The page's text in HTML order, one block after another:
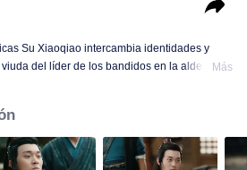
Su Xiaoqiao intercambia identidades y
del líder de los bandidos en la aldea de
de la Oficina de Suzheng, como su marido
desentrañar la conspiración.
Más